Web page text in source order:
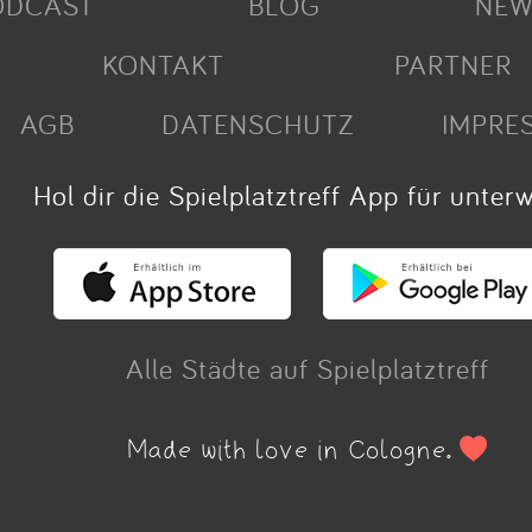
KONTAKT
PARTNER
AGB
DATENSCHUTZ
Hol dir die Spielplatztreff App für
Alle Städte auf Spielplatztreff
Made with love in Cologne.